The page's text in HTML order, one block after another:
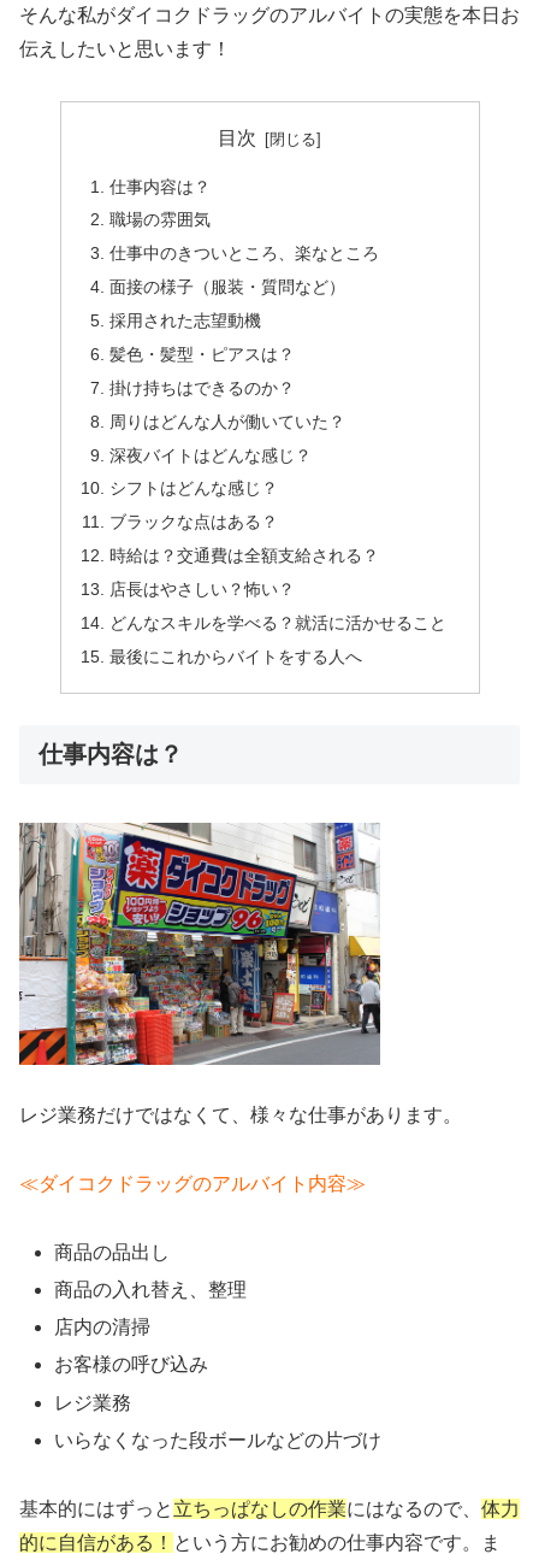
そんな私がダイコクドラッグのアルバイトの実態を本日お
伝えしたいと思います！
目次
仕事内容は？
職場の雰囲気
仕事中のきついところ、楽なところ
面接の様子（服装・質問など）
採用された志望動機
髪色・髪型・ピアスは？
掛け持ちはできるのか？
周りはどんな人が働いていた？
深夜バイトはどんな感じ？
シフトはどんな感じ？
ブラックな点はある？
時給は？交通費は全額支給される？
店長はやさしい？怖い？
どんなスキルを学べる？就活に活かせること
最後にこれからバイトをする人へ
仕事内容は？
レジ業務だけではなくて、様々な仕事があります。
≪ダイコクドラッグのアルバイト内容≫
商品の品出し
商品の入れ替え、整理
店内の清掃
お客様の呼び込み
レジ業務
いらなくなった段ボールなどの片づけ
基本的にはずっと 立ちっぱなしの作業にはなるので、 体力
的に自信がある！ という方にお勧めの仕事内容です。ま